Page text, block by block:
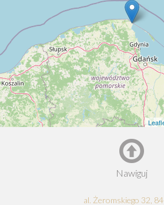
Nawiguj
al. Żeromskiego 32,